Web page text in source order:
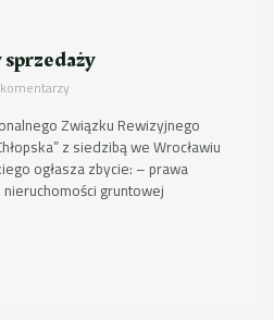
Związku Rewizyjnego
z siedzibą we Wrocławiu
ogłasza zbycie: – prawa
gruntowej